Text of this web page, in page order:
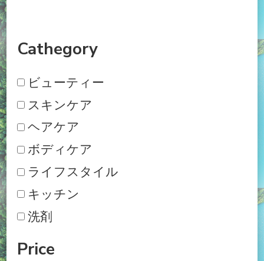
Cathegory
ビューティー
スキンケア
ヘアケア
ボディケア
ライフスタイル
キッチン
洗剤
Price